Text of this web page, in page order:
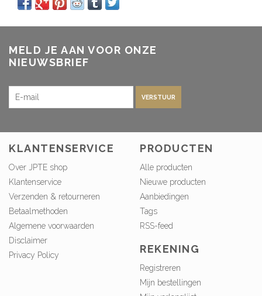
MELD JE AAN VOOR ONZE
NIEUWSBRIEF
VERSTUUR
KLANTENSERVICE
Over JPTE shop
Klantenservice
Verzenden & retourneren
Betaalmethoden
Algemene voorwaarden
Disclaimer
Privacy Policy
PRODUCTEN
Alle producten
Nieuwe producten
Aanbiedingen
Tags
RSS-feed
REKENING
Registreren
Mijn bestellingen